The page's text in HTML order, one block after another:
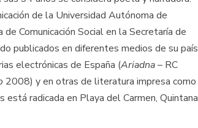
de la Universidad Autónoma de
Comunicación Social en la Secretaría de
publicados en diferentes medios de su país
electrónicas de España (Ariadna– RC
2008) y en otras de literatura impresa como
radicada en Playa del Carmen, Quintana